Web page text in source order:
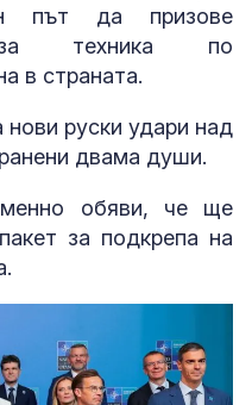
път да призове
техника по
в страната.
руски удари над
двама души.
обяви, че ще
за подкрепа на